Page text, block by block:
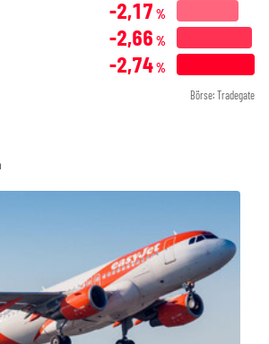
-2,17 %
-2,66 %
-2,74%
Börse: Tradegate